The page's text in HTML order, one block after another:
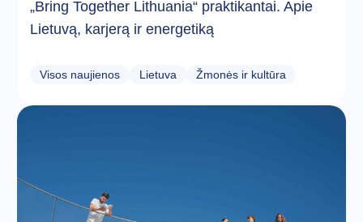
„Bring Together Lithuania“ praktikantai. Apie
Lietuvą, karjerą ir energetiką
Visos naujienos Lietuva Žmonės ir kultūra